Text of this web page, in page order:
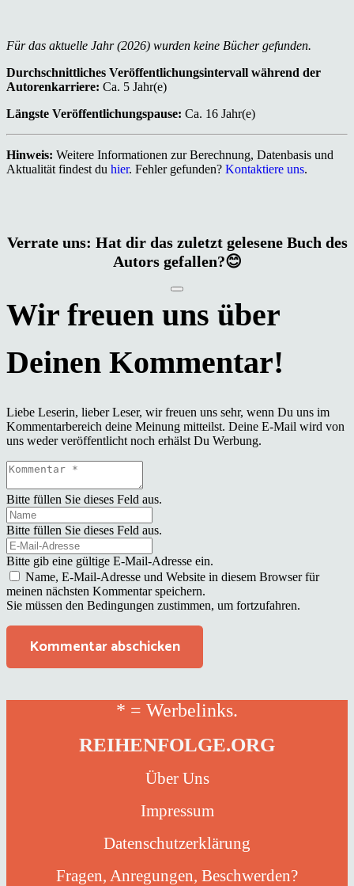
Für das aktuelle Jahr (2026) wurden keine Bücher gefunden.
Durchschnittliches Veröffentlichungsintervall während der
Autorenkarriere: Ca. 5 Jahr(e)
Längste Veröffentlichungspause: Ca. 16 Jahr(e)
Hinweis: Weitere Informationen zur Berechnung, Datenbasis und
Aktualität findest du hier. Fehler gefunden? Kontaktiere uns.
Verrate uns: Hat dir das zuletzt gelesene Buch des
Autors gefallen?😊
Liebe Leserin, lieber Leser, wir freuen uns sehr, wenn Du uns im
Kommentarbereich deine Meinung mitteilst. Deine E-Mail wird von
uns weder veröffentlicht noch erhälst Du Werbung.
Bitte füllen Sie dieses Feld aus.
Bitte füllen Sie dieses Feld aus.
Bitte gib eine gültige E-Mail-Adresse ein.
Name, E-Mail-Adresse und Website in diesem Browser für
meinen nächsten Kommentar speichern.
Sie müssen den Bedingungen zustimmen, um fortzufahren.
Kommentar abschicken
* = Werbelinks.
REIHENFOLGE.ORG
Über Uns
Impressum
Datenschutzerklärung
Fragen, Anregungen, Beschwerden?